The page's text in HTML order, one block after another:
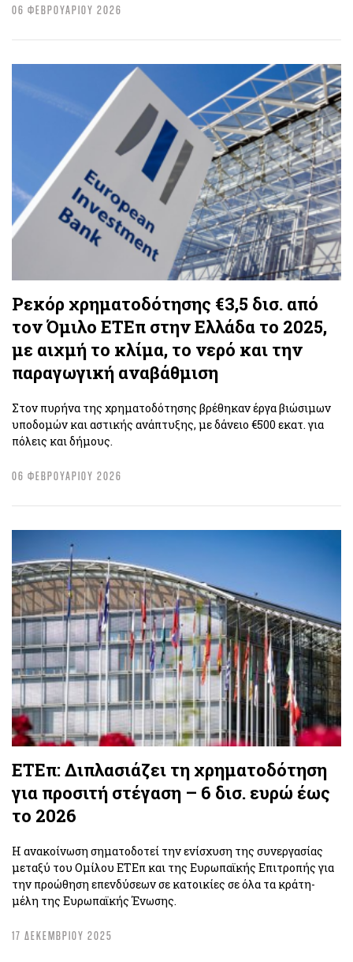
06 ΦΕΒΡΟΥΑΡΙΟΥ 2026
Ρεκόρ χρηματοδότησης €3,5 δισ. από
τον Όμιλο ΕΤΕπ στην Ελλάδα το 2025,
με αιχμή το κλίμα, το νερό και την
παραγωγική αναβάθμιση
Στον πυρήνα της χρηματοδότησης βρέθηκαν έργα βιώσιμων
υποδομών και αστικής ανάπτυξης, με δάνειο €500 εκατ. για
πόλεις και δήμους.
06 ΦΕΒΡΟΥΑΡΙΟΥ 2026
ΕΤΕπ: Διπλασιάζει τη χρηματοδότηση
για προσιτή στέγαση – 6 δισ. ευρώ έως
το 2026
Η ανακοίνωση σηματοδοτεί την ενίσχυση της συνεργασίας
μεταξύ του Ομίλου ΕΤΕπ και της Ευρωπαϊκής Επιτροπής για
την προώθηση επενδύσεων σε κατοικίες σε όλα τα κράτη-
μέλη της Ευρωπαϊκής Ένωσης.
17 ΔΕΚΕΜΒΡΙΟΥ 2025